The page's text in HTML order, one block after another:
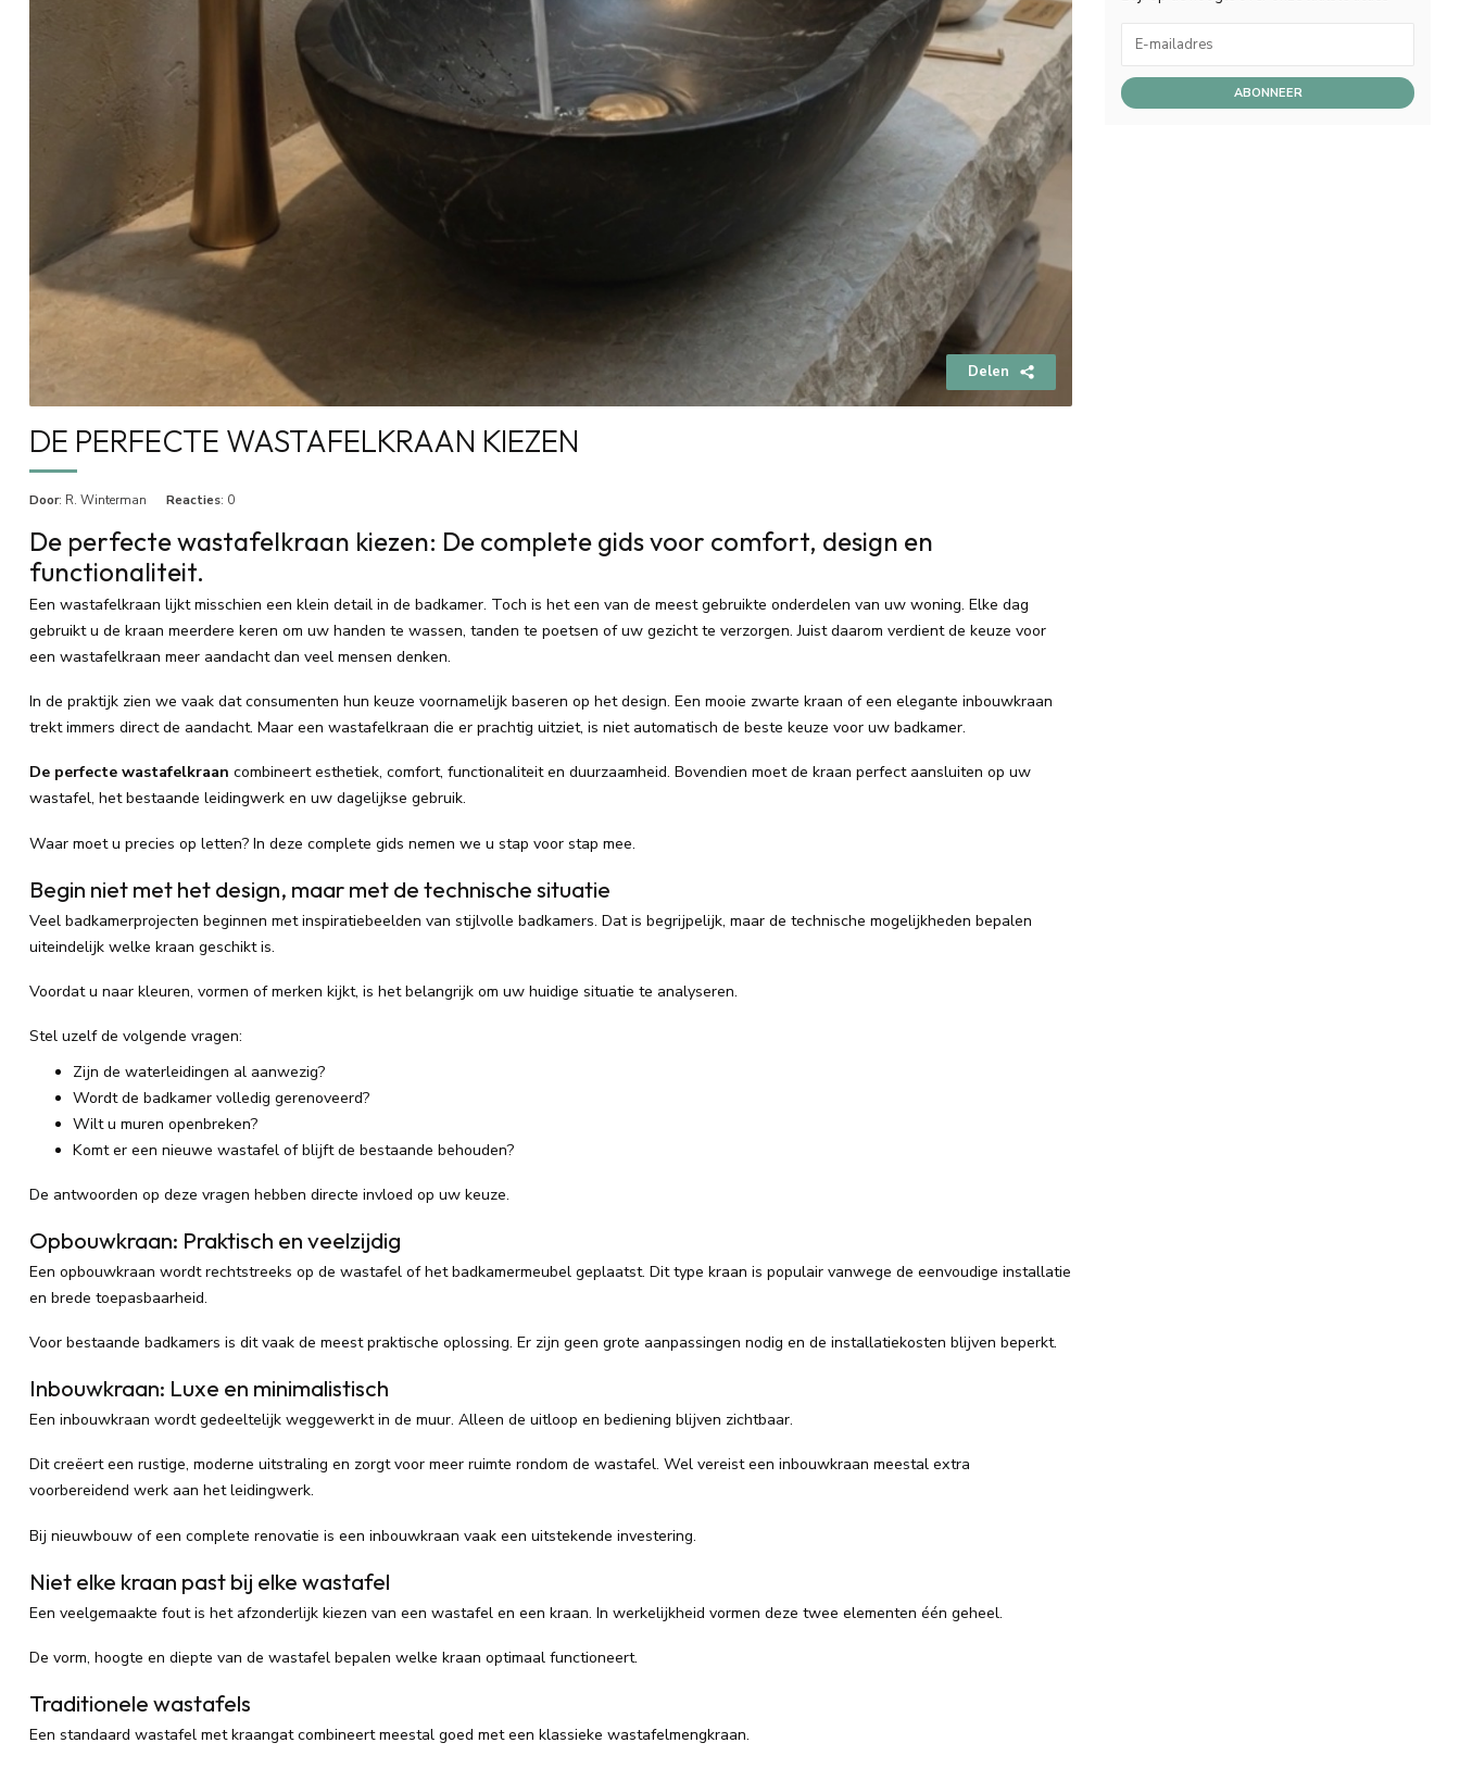
Delen
DE PERFECTE WASTAFELKRAAN KIEZEN
Door: R. Winterman Reacties: 0
De perfecte wastafelkraan kiezen: De complete gids voor comfort, design en
functionaliteit.
Een wastafelkraan lijkt misschien een klein detail in de badkamer. Toch is het een van de meest gebruikte onderdelen van uw woning. Elke dag
gebruikt u de kraan meerdere keren om uw handen te wassen, tanden te poetsen of uw gezicht te verzorgen. Juist daarom verdient de keuze voor
een wastafelkraan meer aandacht dan veel mensen denken.
In de praktijk zien we vaak dat consumenten hun keuze voornamelijk baseren op het design. Een mooie zwarte kraan of een elegante inbouwkraan
trekt immers direct de aandacht. Maar een wastafelkraan die er prachtig uitziet, is niet automatisch de beste keuze voor uw badkamer.
De perfecte wastafelkraan combineert esthetiek, comfort, functionaliteit en duurzaamheid. Bovendien moet de kraan perfect aansluiten op uw
wastafel, het bestaande leidingwerk en uw dagelijkse gebruik.
Waar moet u precies op letten? In deze complete gids nemen we u stap voor stap mee.
Begin niet met het design, maar met de technische situatie
Veel badkamerprojecten beginnen met inspiratiebeelden van stijlvolle badkamers. Dat is begrijpelijk, maar de technische mogelijkheden bepalen
uiteindelijk welke kraan geschikt is.
Voordat u naar kleuren, vormen of merken kijkt, is het belangrijk om uw huidige situatie te analyseren.
Stel uzelf de volgende vragen:
Zijn de waterleidingen al aanwezig?
Wordt de badkamer volledig gerenoveerd?
Wilt u muren openbreken?
Komt er een nieuwe wastafel of blijft de bestaande behouden?
De antwoorden op deze vragen hebben directe invloed op uw keuze.
Opbouwkraan: Praktisch en veelzijdig
Een opbouwkraan wordt rechtstreeks op de wastafel of het badkamermeubel geplaatst. Dit type kraan is populair vanwege de eenvoudige installatie
en brede toepasbaarheid.
Voor bestaande badkamers is dit vaak de meest praktische oplossing. Er zijn geen grote aanpassingen nodig en de installatiekosten blijven beperkt.
Inbouwkraan: Luxe en minimalistisch
Een inbouwkraan wordt gedeeltelijk weggewerkt in de muur. Alleen de uitloop en bediening blijven zichtbaar.
Dit creëert een rustige, moderne uitstraling en zorgt voor meer ruimte rondom de wastafel. Wel vereist een inbouwkraan meestal extra
voorbereidend werk aan het leidingwerk.
Bij nieuwbouw of een complete renovatie is een inbouwkraan vaak een uitstekende investering.
Niet elke kraan past bij elke wastafel
Een veelgemaakte fout is het afzonderlijk kiezen van een wastafel en een kraan. In werkelijkheid vormen deze twee elementen één geheel.
De vorm, hoogte en diepte van de wastafel bepalen welke kraan optimaal functioneert.
Traditionele wastafels
Een standaard wastafel met kraangat combineert meestal goed met een klassieke wastafelmengkraan.
ABONNEER